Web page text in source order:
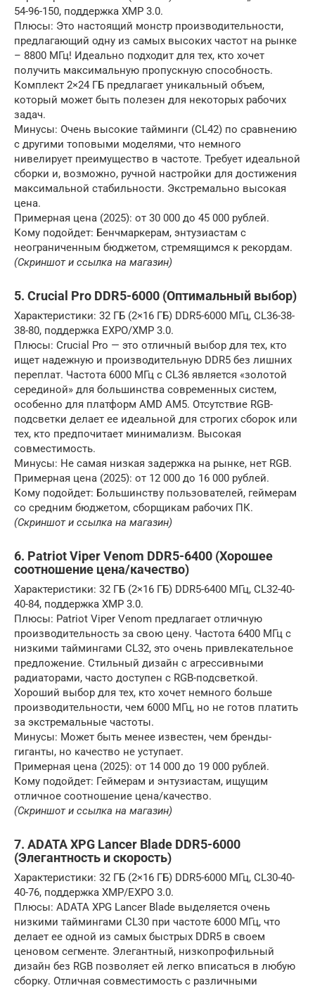
54-96-150, поддержка XMP 3.0.
Плюсы: Это настоящий монстр производительности,
предлагающий одну из самых высоких частот на рынке
– 8800 МГц! Идеально подходит для тех, кто хочет
получить максимальную пропускную способность.
Комплект 2×24 ГБ предлагает уникальный объем,
который может быть полезен для некоторых рабочих
задач.
Минусы: Очень высокие тайминги (CL42) по сравнению
с другими топовыми моделями, что немного
нивелирует преимущество в частоте. Требует идеальной
сборки и, возможно, ручной настройки для достижения
максимальной стабильности. Экстремально высокая
цена.
Примерная цена (2025): от 30 000 до 45 000 рублей.
Кому подойдет: Бенчмаркерам, энтузиастам с
неограниченным бюджетом, стремящимся к рекордам.
(Скриншот и ссылка на магазин)
5. Crucial Pro DDR5-6000 (Оптимальный выбор)
Характеристики: 32 ГБ (2×16 ГБ) DDR5-6000 МГц, CL36-38-
38-80, поддержка EXPO/XMP 3.0.
Плюсы: Crucial Pro — это отличный выбор для тех, кто
ищет надежную и производительную DDR5 без лишних
переплат. Частота 6000 МГц с CL36 является «золотой
серединой» для большинства современных систем,
особенно для платформ AMD AM5. Отсутствие RGB-
подсветки делает ее идеальной для строгих сборок или
тех, кто предпочитает минимализм. Высокая
совместимость.
Минусы: Не самая низкая задержка на рынке, нет RGB.
Примерная цена (2025): от 12 000 до 16 000 рублей.
Кому подойдет: Большинству пользователей, геймерам
со средним бюджетом, сборщикам рабочих ПК.
(Скриншот и ссылка на магазин)
6. Patriot Viper Venom DDR5-6400 (Хорошее
соотношение цена/качество)
Характеристики: 32 ГБ (2×16 ГБ) DDR5-6400 МГц, CL32-40-
40-84, поддержка XMP 3.0.
Плюсы: Patriot Viper Venom предлагает отличную
производительность за свою цену. Частота 6400 МГц с
низкими таймингами CL32, это очень привлекательное
предложение. Стильный дизайн с агрессивными
радиаторами, часто доступен с RGB-подсветкой.
Хороший выбор для тех, кто хочет немного больше
производительности, чем 6000 МГц, но не готов платить
за экстремальные частоты.
Минусы: Может быть менее известен, чем бренды-
гиганты, но качество не уступает.
Примерная цена (2025): от 14 000 до 19 000 рублей.
Кому подойдет: Геймерам и энтузиастам, ищущим
отличное соотношение цена/качество.
(Скриншот и ссылка на магазин)
7. ADATA XPG Lancer Blade DDR5-6000
(Элегантность и скорость)
Характеристики: 32 ГБ (2×16 ГБ) DDR5-6000 МГц, CL30-40-
40-76, поддержка XMP/EXPO 3.0.
Плюсы: ADATA XPG Lancer Blade выделяется очень
низкими таймингами CL30 при частоте 6000 МГц, что
делает ее одной из самых быстрых DDR5 в своем
ценовом сегменте. Элегантный, низкопрофильный
дизайн без RGB позволяет ей легко вписаться в любую
сборку. Отличная совместимость с различными